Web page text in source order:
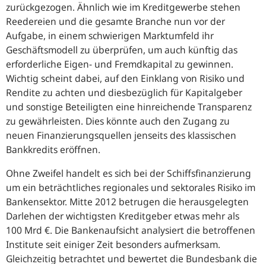
zurückgezogen. Ähnlich wie im Kreditgewerbe stehen
Reedereien und die gesamte Branche nun vor der
Aufgabe, in einem schwierigen Marktumfeld ihr
Geschäftsmodell zu überprüfen, um auch künftig das
erforderliche Eigen- und Fremdkapital zu gewinnen.
Wichtig scheint dabei, auf den Einklang von Risiko und
Rendite zu achten und diesbezüglich für Kapitalgeber
und sonstige Beteiligten eine hinreichende Transparenz
zu gewährleisten. Dies könnte auch den Zugang zu
neuen Finanzierungsquellen jenseits des klassischen
Bankkredits eröffnen.
Ohne Zweifel handelt es sich bei der Schiffsfinanzierung
um ein beträchtliches regionales und sektorales Risiko im
Bankensektor. Mitte 2012 betrugen die herausgelegten
Darlehen der wichtigsten Kreditgeber etwas mehr als
100 Mrd €. Die Bankenaufsicht analysiert die betroffenen
Institute seit einiger Zeit besonders aufmerksam.
Gleichzeitig betrachtet und bewertet die Bundesbank die